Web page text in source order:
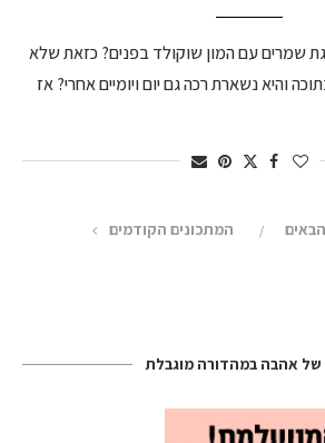
שמרים עם המון שוקולד בפנים? כזאת שלא
והיא נשארת רכה גם יום ויומיים אחרי? אז
המתכונים הקודמים
אהבה במהדורה מוגבלת